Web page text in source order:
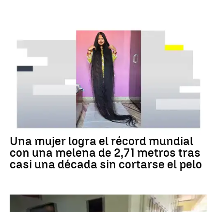
RÉCORD GUINNESS
Una mujer logra el récord mundial
con una melena de 2,71 metros tras
casi una década sin cortarse el pelo